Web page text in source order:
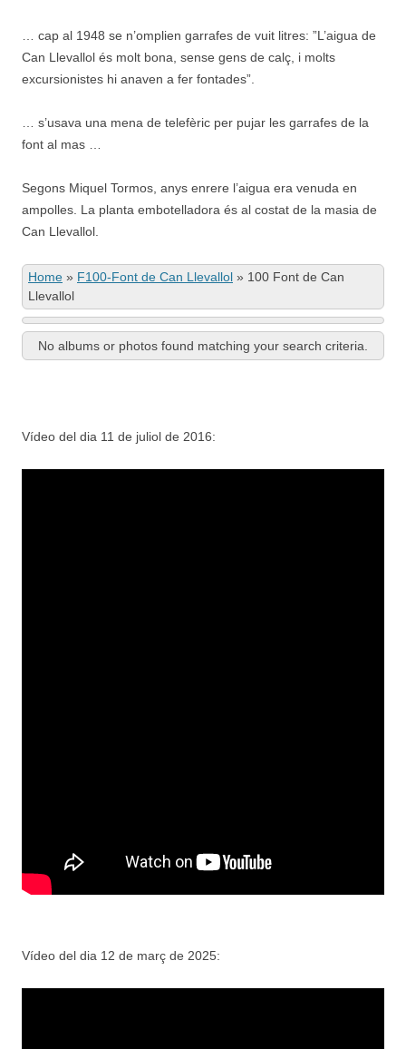
… cap al 1948 se n’omplien garrafes de vuit litres: ”L’aigua de
Can Llevallol és molt bona, sense gens de calç, i molts
excursionistes hi anaven a fer fontades”.
… s’usava una mena de telefèric per pujar les garrafes de la
font al mas …
Segons Miquel Tormos, anys enrere l’aigua era venuda en
ampolles. La planta embotelladora és al costat de la masia de
Can Llevallol.
Home » F100-Font de Can Llevallol » 100 Font de Can
Llevallol
No albums or photos found matching your search criteria.
Vídeo del dia 11 de juliol de 2016:
Vídeo del dia 12 de març de 2025: